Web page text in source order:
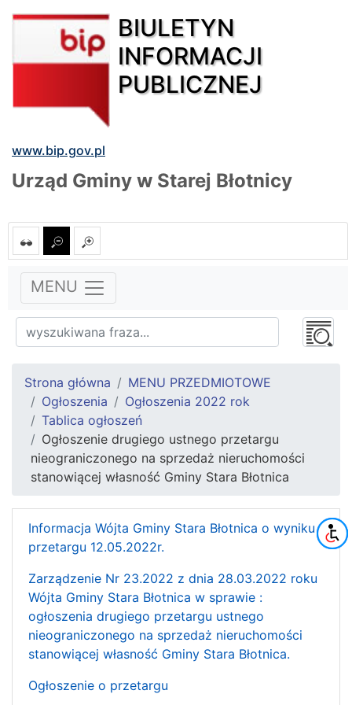
BIULETYN
INFORMACJI
PUBLICZNEJ
www.bip.gov.pl
Urząd Gminy w Starej Błotnicy
MENU
Strona główna
MENU PRZEDMIOTOWE
Ogłoszenia
Ogłoszenia 2022 rok
Tablica ogłoszeń
Ogłoszenie drugiego ustnego przetargu
nieograniczonego na sprzedaż nieruchomości
stanowiącej własność Gminy Stara Błotnica
Informacja Wójta Gminy Stara Błotnica o wyniku
przetargu 12.05.2022r.
Zarządzenie Nr 23.2022 z dnia 28.03.2022 roku
Wójta Gminy Stara Błotnica w sprawie :
ogłoszenia drugiego przetargu ustnego
nieograniczonego na sprzedaż nieruchomości
stanowiącej własność Gminy Stara Błotnica.
Ogłoszenie o przetargu